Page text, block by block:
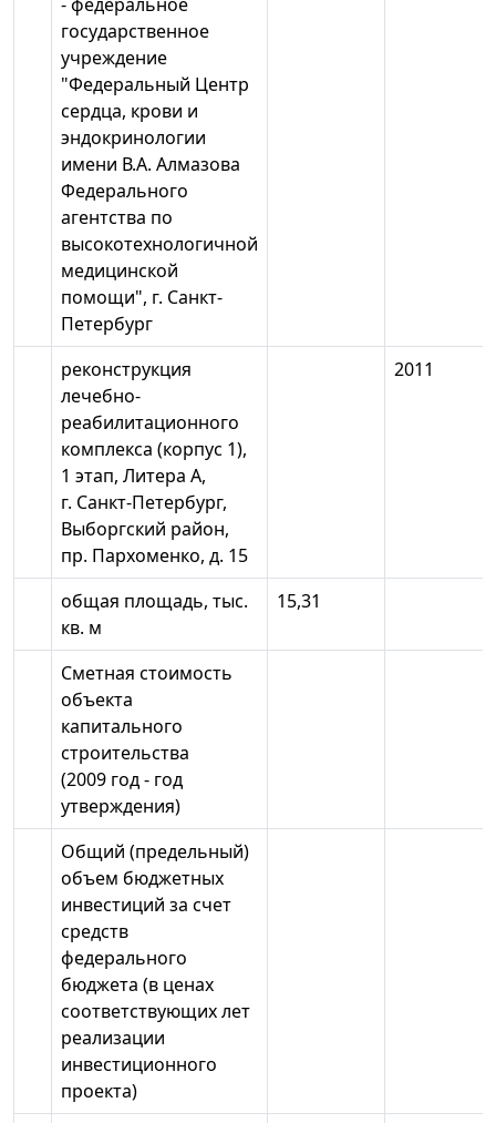
- федеральное
государственное
учреждение
"Федеральный Центр
сердца, крови и
эндокринологии
имени В.А. Алмазова
Федерального
агентства по
высокотехнологичной
медицинской
помощи", г. Санкт-
Петербург
реконструкция
лечебно-
реабилитационного
комплекса (корпус 1),
1 этап, Литера А,
г. Санкт-Петербург,
Выборгский район,
пр. Пархоменко, д. 15
2011
общая площадь, тыс.
кв. м
15,31
Сметная стоимость
объекта
капитального
строительства
(2009 год - год
утверждения)
Общий (предельный)
объем бюджетных
инвестиций за счет
средств
федерального
бюджета (в ценах
соответствующих лет
реализации
инвестиционного
проекта)